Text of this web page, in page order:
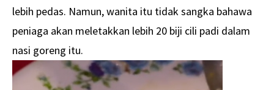
lebih pedas. Namun, wanita itu tidak sangka bahawa
peniaga akan meletakkan lebih 20 biji cili padi dalam
nasi goreng itu.